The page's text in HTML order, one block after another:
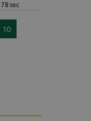
78 sec
10